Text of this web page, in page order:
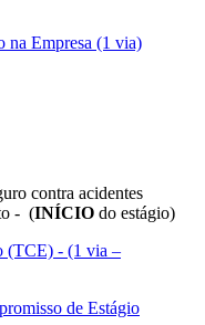
na Empresa (1 via)
contra acidentes
- (INÍCIO do estágio)
(TCE) - (1 via –
de Estágio